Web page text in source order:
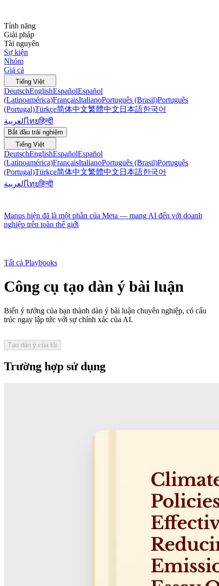
Tính năng
Giải pháp
Tài nguyên
Sự kiện
Nhóm
Giá cả
Tiếng Việt
DeutschEnglishEspañolEspañol
(Latinoamérica)FrançaisItalianoPortuguês (Brasil)Português
(Portugal)Türkçe简体中文繁體中文 日本語한국어
العربيةไทยहिन्दी
Bắt đầu trải nghiệm
Tiếng Việt
DeutschEnglishEspañolEspañol
(Latinoamérica)FrançaisItalianoPortuguês (Brasil)Português
(Portugal)Türkçe简体中文繁體中文 日本語한국어
العربيةไทยहिन्दी
Manus hiện đã là một phần của Meta — mang AI đến với doanh
nghiệp trên toàn thế giới
Tất cả Playbooks
Công cụ tạo dàn ý bài luận
Biến ý tưởng của bạn thành dàn ý bài luận chuyên nghiệp, có cấu
trúc ngay lập tức với sự chính xác của AI.
Tạo dàn ý của tôi
Trường hợp sử dụng